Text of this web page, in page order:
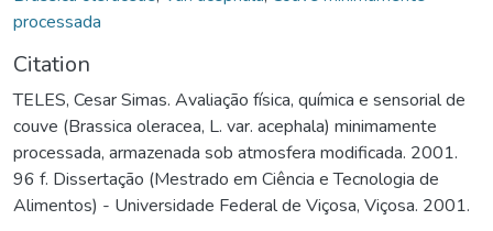
processada
Citation
TELES, Cesar Simas. Avaliação física, química e sensorial de
couve (Brassica oleracea, L. var. acephala) minimamente
processada, armazenada sob atmosfera modificada. 2001.
96 f. Dissertação (Mestrado em Ciência e Tecnologia de
Alimentos) - Universidade Federal de Viçosa, Viçosa. 2001.